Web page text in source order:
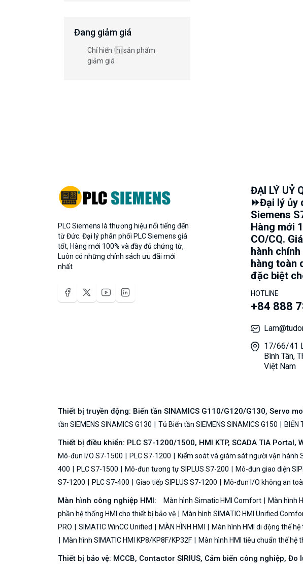
Đang giảm giá
Chỉ hiển thị sản phẩm
giảm giá
PLC Siemens là thương hiệu nổi tiếng đến
từ Đức. Đại lý phân phối PLC Siemens giá
tốt, Hàng mới 100% và đầy đủ chứng từ,
Luôn có những chính sách ưu đãi mới
nhất
ĐẠI LÝ UỶ
⏩Đại lý ủy
Siemens
Hàng mới
CO/CQ.
hành
hàng toàn
đặc biệt
HOTLINE
+84 888
17/66/41
Bình Tân,
Việt Nam
Thiết bị truyền động: Biến tần SINAMICS G110/G120/G130, Servo
tần SIEMENS SINAMICS G130
Tủ Biến tần SIEMENS SINAMICS G150 BIẾN
Thiết bị điều khiển: PLC S7-1200/1500, HMI KTP, SCADA TIA Portal,
Mô-đun I/O S7-1500
PLC S7-1200 Kiểm soát và giám sát người vận hành
400
PLC S7-1500 Mô-đun tương tự SIPLUS S7-200 Mô-đun giao diện
S7-1200
PLC S7-400 Giao tiếp SIPLUS S7-1200 Mô-đun I/O không an
Màn hình công nghiệp HMI: Màn hình Simatic HMI Comfort Màn hình
phần hệ thống HMI cho thiết bị bảo vệ
Màn hình SIMATIC HMI Unified
PRO
SIMATIC WinCC Unified MÀN HÌNH HMI Màn hình HMI di động thế hệ
Màn hình SIMATIC HMI KP8/KP8F/KP32F
Màn hình HMI tiêu chuẩn thế hệ
Thiết bị bảo vệ: MCCB, Contactor SIRIUS, Cảm biến công nghiệp, Đo